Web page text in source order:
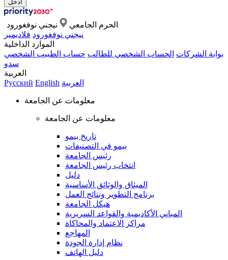
الحرم الجامعي
نيجني نوفغورود
نيجني نوفغورود فلاديمير
الموارد الداخلية
بوابة الشركات الحساب الشخصي للطالب حساب الطبيب الشخصي
سدو
العربية
Русский English العربية
معلومات عن الجامعة
معلومات عن الجامعة
تاريخ بيمو
بيمو في التصنيفات
رئيس الجامعة
انتخاب رئيس الجامعة
دليل
الميثاق والوثائق الأساسية
برنامج التطوير ونتائج العمل
هيكل الجامعة
المباني الأكاديمية والقواعد السريرية
مراكز الاعتماد والمحاكاة
المهاجع
نظام إدارة الجودة
دليل الهاتف